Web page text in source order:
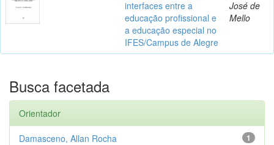
interfaces entre a
educação profissional e
a educação especial no
IFES/Campus de Alegre
José de
Mello
Busca facetada
Orientador
1
Damasceno, Allan Rocha